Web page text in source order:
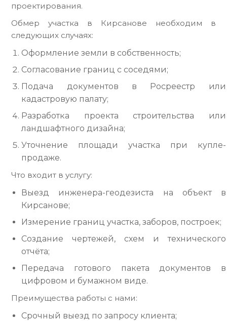
проектирования.
Обмер участка в Кирсанове необходим в
следующих случаях:
Оформление земли в собственность;
Согласование границ с соседями;
Подача документов в Росреестр или
кадастровую палату;
Разработка проекта строительства или
ландшафтного дизайна;
Уточнение площади участка при купле-
продаже.
Что входит в услугу:
Выезд инженера-геодезиста на объект в
Кирсанове;
Измерение границ участка, заборов, построек;
Создание чертежей, схем и технического
отчёта;
Передача готового пакета документов в
цифровом и бумажном виде.
Преимущества работы с нами:
Срочный выезд по запросу клиента;